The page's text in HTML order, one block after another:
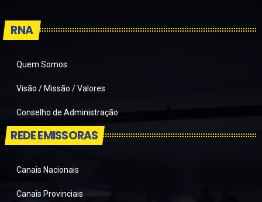
RNA
Quem Somos
Visão / Missão / Valores
Conselho de Administração
REDE EMISSORAS
Canais Nacionais
Canais Provinciais